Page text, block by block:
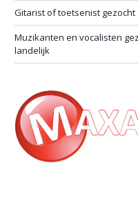
Gitarist of toetsenist gezocht
Muzikanten en vocalisten
landelijk